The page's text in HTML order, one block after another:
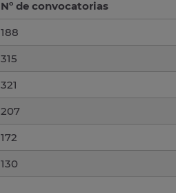
Nº de convocatorias
188
315
321
207
172
130